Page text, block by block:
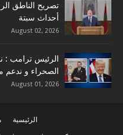
تصريح الناطق
أحداث سبتة
August 02, 2026
الرئيس ترامب :
الصحراء و ندعم
August 01, 2026
الرئيسية